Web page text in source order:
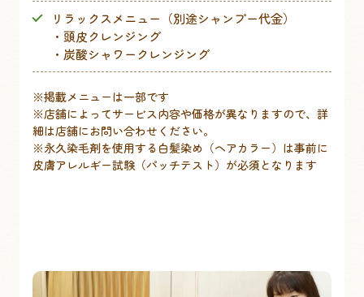
リラックスメニュー（別途シャンプー代金）
・頭皮クレンジング
・炭酸シャワークレンジング
※掲載メニューは一部です
※店舗によってサービス内容や価格が異なりますので、詳
細は店舗にお問い合わせください。
※永久染毛剤を使用する白髪染め（ヘアカラー）は事前に
皮膚アレルギー試験（パッチテスト）が必須となります